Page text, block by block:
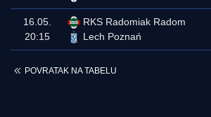
16.05.
20:15
RKS Radomiak Radom
Lech Poznań
POVRATAK NA TABELU